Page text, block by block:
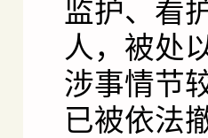
监护、看
人，被处
涉事情节
已被依法